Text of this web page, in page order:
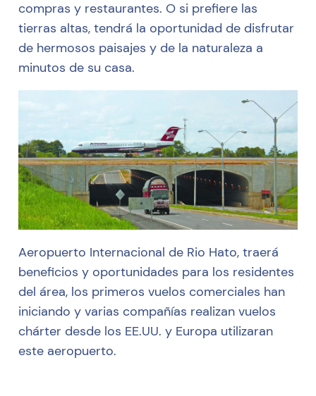
compras y restaurantes. O si prefiere las
tierras altas, tendrá la oportunidad de disfrutar
de hermosos paisajes y de la naturaleza a
minutos de su casa.
Aeropuerto Internacional de Rio Hato, traerá
beneficios y oportunidades para los residentes
del área, los primeros vuelos comerciales han
iniciando y varias compañías realizan vuelos
chárter desde los EE.UU. y Europa utilizaran
este aeropuerto.